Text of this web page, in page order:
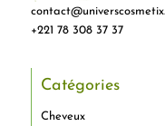
+221 78 308 37 37
Catégories
Cheveux